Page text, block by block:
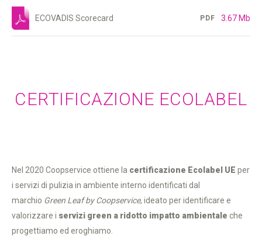
ECOVADIS Scorecard PDF 3.67 Mb
CERTIFICAZIONE ECOLABEL
Nel 2020 Coopservice ottiene la certificazione Ecolabel UE per
i servizi di pulizia in ambiente interno identificati dal
marchio Green Leaf by Coopservice, ideato per identificare e
valorizzare i servizi green a ridotto impatto ambientale che
progettiamo ed eroghiamo.